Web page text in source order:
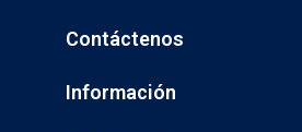
Contáctenos
Información